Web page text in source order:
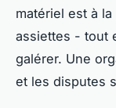
matériel est à
assiettes - tout
galérer. Une
et les disputes